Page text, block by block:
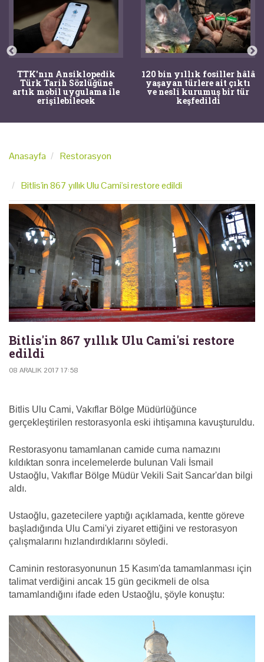
TTK'nın Ansiklopedik
Türk Tarih Sözlüğüne
artık mobil uygulama ile
erişilebilecek
120 bin yıllık fosiller hâlâ
yaşayan türlere ait çıktı
ve nesli kurumuş bir tür
keşfedildi
Anasayfa Restorasyon
Bitlis'in 867 yıllık Ulu Cami'si restore edildi
Bitlis'in 867 yıllık Ulu Cami'si restore
edildi
08 ARALIK 2017 17:58
Bitlis Ulu Cami, Vakıflar Bölge Müdürlüğünce
gerçekleştirilen restorasyonla eski ihtişamına kavuşturuldu.
Restorasyonu tamamlanan camide cuma namazını
kıldıktan sonra incelemelerde bulunan Vali İsmail
Ustaoğlu, Vakıflar Bölge Müdür Vekili Sait Sancar'dan bilgi
aldı.
Ustaoğlu, gazetecilere yaptığı açıklamada, kentte göreve
başladığında Ulu Cami'yi ziyaret ettiğini ve restorasyon
çalışmalarını hızlandırdıklarını söyledi.
Caminin restorasyonunun 15 Kasım'da tamamlanması için
talimat verdiğini ancak 15 gün gecikmeli de olsa
tamamlandığını ifade eden Ustaoğlu, şöyle konuştu: